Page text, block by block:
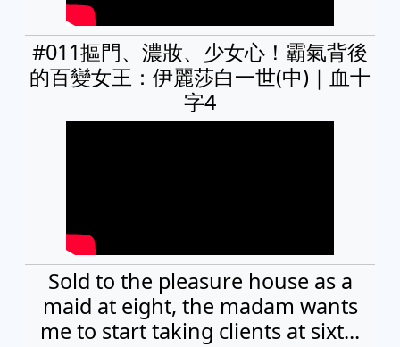
#011摳門、濃妝、少女心！霸氣背後
的百變女王：伊麗莎白一世(中)｜血十
字4
Sold to the pleasure house as a
maid at eight, the madam wants
me to start taking clients at sixt...